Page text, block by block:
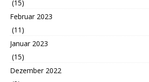
(15)
Februar 2023
(11)
Januar 2023
(15)
Dezember 2022